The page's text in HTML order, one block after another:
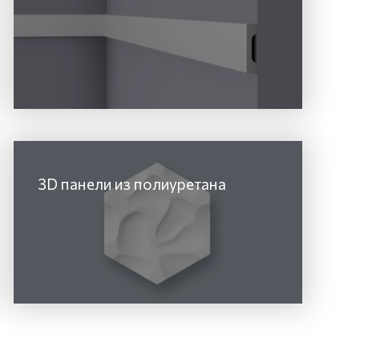
3D панели из полиуретана